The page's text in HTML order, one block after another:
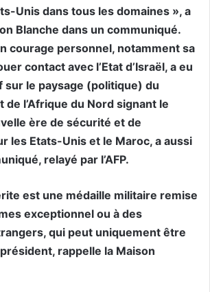
Unis dans tous les domaines », a
Blanche dans un communiqué.
courage personnel, notamment sa
contact avec l’Etat d’Israël, a eu
sur le paysage (politique) du
l’Afrique du Nord signant le
ère de sécurité et de
les Etats-Unis et le Maroc, a aussi
relayé par l’AFP.
est une médaille militaire remise
exceptionnel ou à des
qui peut uniquement être
rappelle la Maison